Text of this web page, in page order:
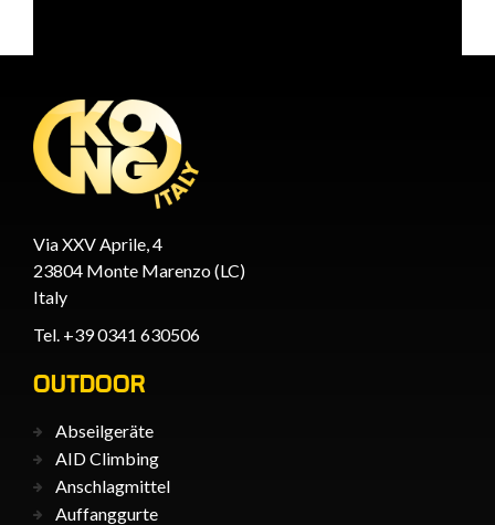
Via XXV Aprile, 4
23804 Monte Marenzo (LC)
Italy
Tel. +39 0341 630506
OUTDOOR
Abseilgeräte
AID Climbing
Anschlagmittel
Auffanggurte